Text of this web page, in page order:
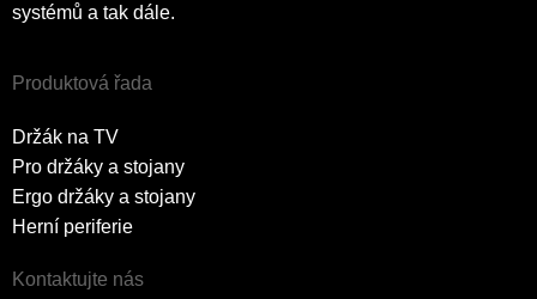
systémů a tak dále.
Produktová řada
Držák na TV
Pro držáky a stojany
Ergo držáky a stojany
Herní periferie
Kontaktujte nás